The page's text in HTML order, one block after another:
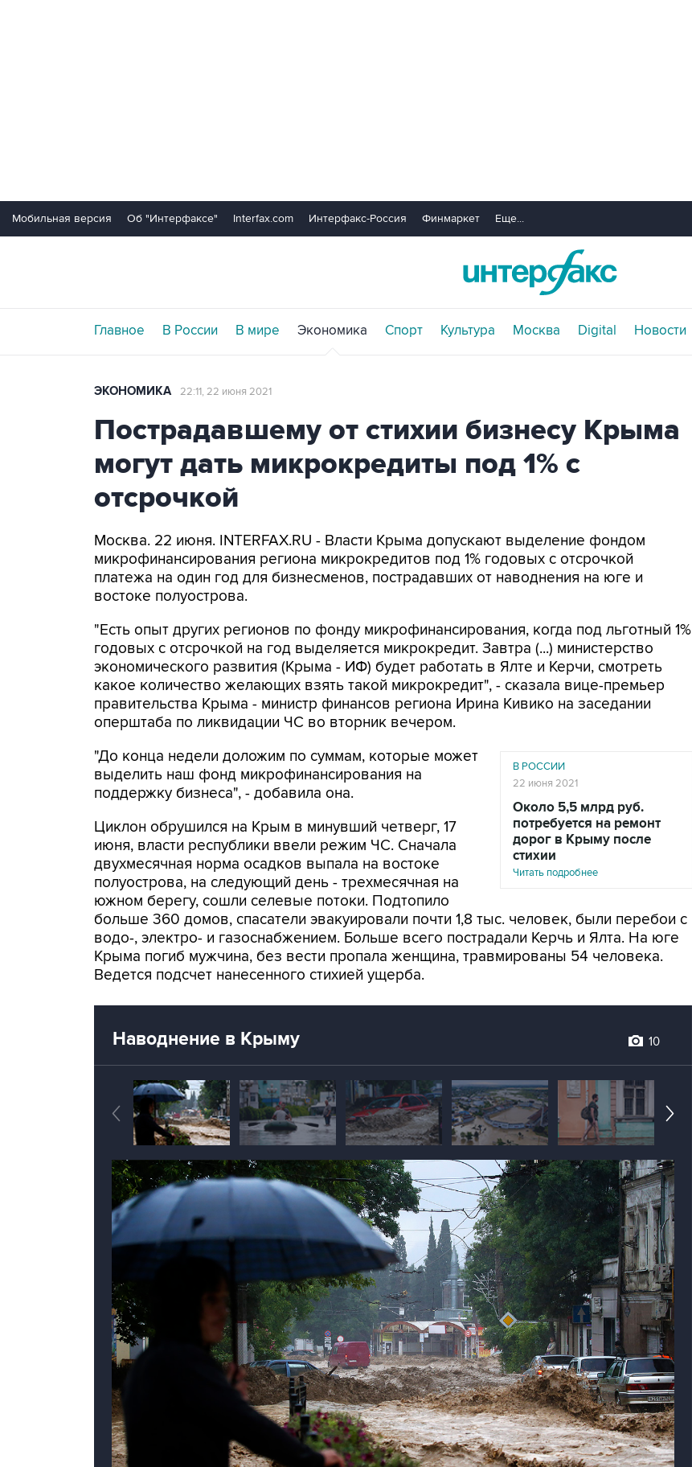
Мобильная версия Об "Интерфаксе" Interfax.com Интерфакс-Россия Финмаркет Еще...
Главное В России В мире Экономика Спорт Культура Москва Digital Новости
ЭКОНОМИКА 22:11, 22 июня 2021
Пострадавшему от стихии бизнесу Крыма
могут дать микрокредиты под 1% с
отсрочкой
Москва. 22 июня. INTERFAX.RU - Власти Крыма допускают выделение фондом
микрофинансирования региона микрокредитов под 1% годовых с отсрочкой
платежа на один год для бизнесменов, пострадавших от наводнения на юге и
востоке полуострова.
"Есть опыт других регионов по фонду микрофинансирования, когда под льготный 1%
годовых с отсрочкой на год выделяется микрокредит. Завтра (...) министерство
экономического развития (Крыма - ИФ) будет работать в Ялте и Керчи, смотреть
какое количество желающих взять такой микрокредит", - сказала вице-премьер
правительства Крыма - министр финансов региона Ирина Кивико на заседании
оперштаба по ликвидации ЧС во вторник вечером.
В РОССИИ
22 июня 2021
Около 5,5 млрд руб.
потребуется на ремонт
дорог в Крыму после
стихии
Читать подробнее
"До конца недели доложим по суммам, которые может
выделить наш фонд микрофинансирования на
поддержку бизнеса", - добавила она.
Циклон обрушился на Крым в минувший четверг, 17
июня, власти республики ввели режим ЧС. Сначала
двухмесячная норма осадков выпала на востоке
полуострова, на следующий день - трехмесячная на
южном берегу, сошли селевые потоки. Подтопило
больше 360 домов, спасатели эвакуировали почти 1,8 тыс. человек, были перебои с
водо-, электро- и газоснабжением. Больше всего пострадали Керчь и Ялта. На юге
Крыма погиб мужчина, без вести пропала женщина, травмированы 54 человека.
Ведется подсчет нанесенного стихией ущерба.
Наводнение в Крыму 10